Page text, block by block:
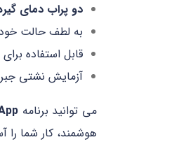
دو پراب دمای
به لطف حالت
قابل استفاده برای 60 گاز مبرد و قابل تنظیم با نیازهای خود از طریق تلفن هوشمند یا تبلت.
آزمایش نشتی
می توانید برنامه
هوشمند، کار شما را